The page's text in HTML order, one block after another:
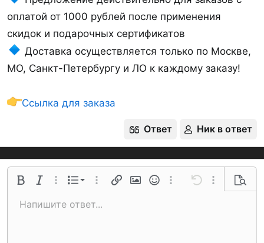
оплатой от 1000 рублей после применения
скидок и подарочных сертификатов
Доставка осуществляется только по Москве,
МО, Санкт-Петербургу и ЛО к каждому заказу!
Ссылка для заказа
Ответ Ник в ответ
Полужирный
КурсивДополнительные параметры...
Список
Нумерованный список
Дополнительные параметры...
СсылкаИзображение
СмайлыДополнительные
Отменить
Размер шрифта
9
Цвет текста
Шрифт Arial
Зачёркнутый
Подчёркнутый
ВыравниваниеПо левому краю
Формат абзаца
Обычный
ЦитатаМедиаВставить таблицу
Вставить горизонтальную линию
Спойлер
Повторить
Переключение BB-кодов
Удалить форматирование
ЧерновикиСохранить черновик
Напишите ответ...